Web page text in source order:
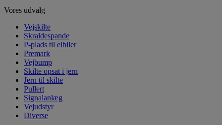
Vores udvalg
Vejskilte
Skraldespande
P-plads til elbiler
Premark
Vejbump
Skilte opsat i jern
Jern til skilte
Pullert
Signalanlæg
Vejudstyr
Diverse